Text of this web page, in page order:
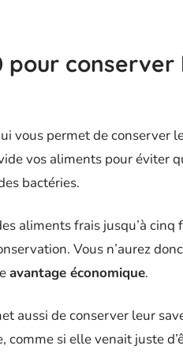
pour
vous permet de conserver
vos aliments pour éviter
bactéries.
aliments frais jusqu’à
Vous n’aurez
avantage économique.
aussi de conserver leur
si elle venait juste